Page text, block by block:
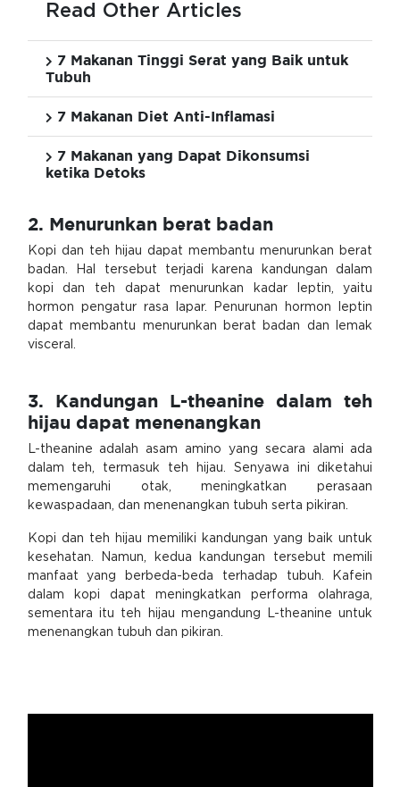
Read Other Articles
7 Makanan Tinggi Serat yang Baik untuk
Tubuh
7 Makanan Diet Anti-Inflamasi
7 Makanan yang Dapat Dikonsumsi
ketika Detoks
2. Menurunkan berat badan
Kopi dan teh hijau dapat membantu menurunkan berat
badan. Hal tersebut terjadi karena kandungan dalam
kopi dan teh dapat menurunkan kadar leptin, yaitu
hormon pengatur rasa lapar. Penurunan hormon leptin
dapat membantu menurunkan berat badan dan lemak
visceral.
3. Kandungan L-theanine dalam teh
hijau dapat menenangkan
L-theanine adalah asam amino yang secara alami ada
dalam teh, termasuk teh hijau. Senyawa ini diketahui
memengaruhi otak, meningkatkan perasaan
kewaspadaan, dan menenangkan tubuh serta pikiran.
Kopi dan teh hijau memiliki kandungan yang baik untuk
kesehatan. Namun, kedua kandungan tersebut memili
manfaat yang berbeda-beda terhadap tubuh. Kafein
dalam kopi dapat meningkatkan performa olahraga,
sementara itu teh hijau mengandung L-theanine untuk
menenangkan tubuh dan pikiran.